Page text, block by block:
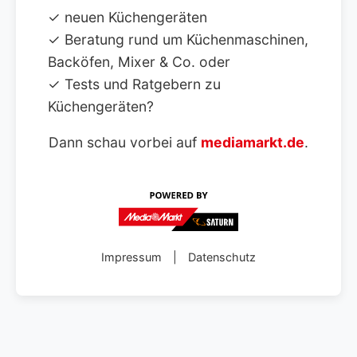
✓ neuen Küchengeräten
✓ Beratung rund um Küchenmaschinen,
Backöfen, Mixer & Co. oder
✓ Tests und Ratgebern zu
Küchengeräten?
Dann schau vorbei auf mediamarkt.de.
Impressum Datenschutz